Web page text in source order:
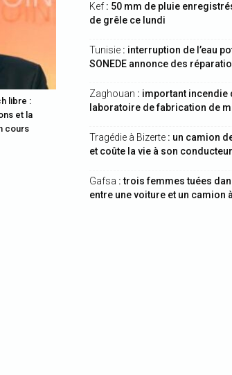
libre :
et la
cours
Kef : 50 mm de pluie
de grêle ce lundi
Tunisie : interruption de l’eau
SONEDE annonce des
Zaghouan : important incendie
laboratoire de fabrication de
Tragédie à Bizerte : un camion
et coûte la vie à son conducteur
Gafsa : trois femmes tuées
entre une voiture et un camion